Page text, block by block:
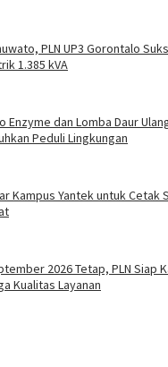
PLN UP3 Gorontalo
1.385 kVA
Enzyme dan Lomba Daur
Peduli Lingkungan
Kampus Yantek untuk Cetak
2026 Tetap, PLN Siap
Kualitas Layanan